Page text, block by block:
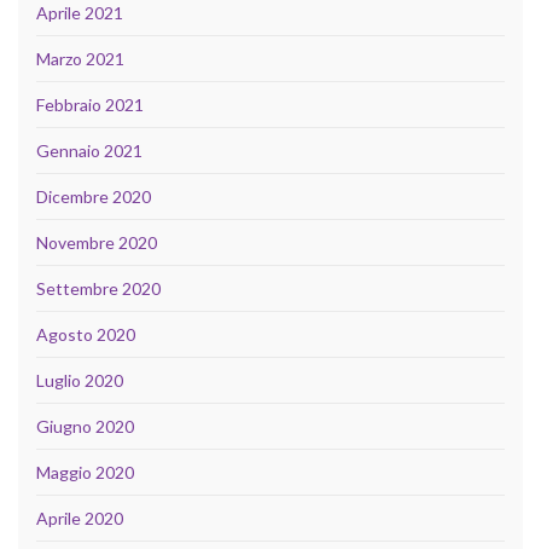
Aprile 2021
Marzo 2021
Febbraio 2021
Gennaio 2021
Dicembre 2020
Novembre 2020
Settembre 2020
Agosto 2020
Luglio 2020
Giugno 2020
Maggio 2020
Aprile 2020